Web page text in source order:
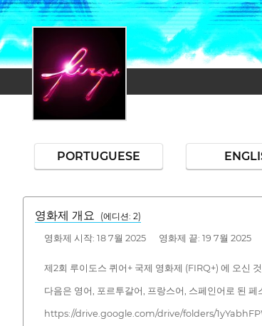
PORTUGUESE
영화제 개요 (에디션: 2)
영화제 시작: 18 7월 2025 영화제 끝: 19 7월 2025
제2회 루이도스 퀴어+ 국제 영화제 (FIRQ+) 에 오신
다음은 영어, 포르투갈어, 프랑스어, 스페인어로 된 페
https://drive.google.com/drive/folders/